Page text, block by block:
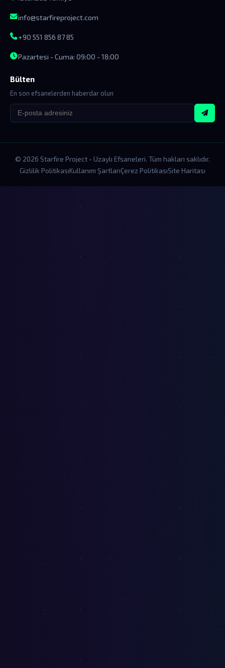
info@starfireproject.com
+90 551 856 87 85
Pazartesi - Cuma: 09:00 - 18:00
Bülten
En son efsanelerden haberdar olun
© 2026 Starfire Project - Uzaylı Efsaneleri. Tüm hakları saklıdır.
Gizlilik PolitikasıKullanım ŞartlarıÇerez PolitikasıSite Haritası